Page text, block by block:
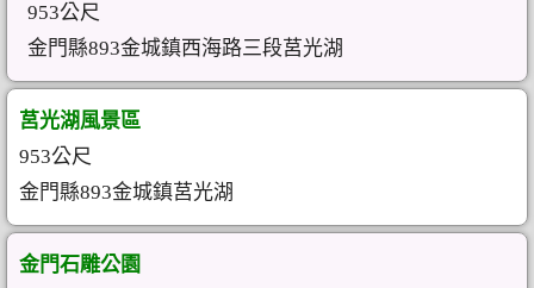
953公尺
金門縣893金城鎮西海路三段莒光湖
莒光湖風景區
953公尺
金門縣893金城鎮莒光湖
金門石雕公園